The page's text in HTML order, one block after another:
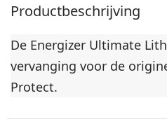
Productbeschrijving
De Energizer Ultimate
vervanging voor de
Protect.